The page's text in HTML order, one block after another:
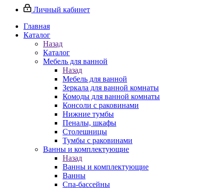
Личный кабинет
Главная
Каталог
Назад
Каталог
Мебель для ванной
Назад
Мебель для ванной
Зеркала для ванной комнаты
Комоды для ванной комнаты
Консоли с раковинами
Нижние тумбы
Пеналы, шкафы
Столешницы
Тумбы с раковинами
Ванны и комплектующие
Назад
Ванны и комплектующие
Ванны
Спа-бассейны